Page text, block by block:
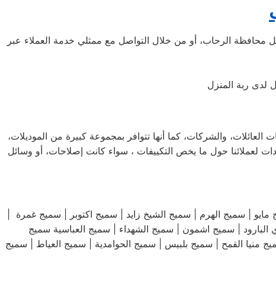
الرحاب، أو من خلال التواصل مع ممثلي خدمة العملاء عبر
لدى ربة المنزل
والشركات، كما أنها تتوافر بمجموعة كبيرة من الموديلات،
لعملائنا حول ما يخص التكييفات ، سواء كانت إصلاحات، أو وسائل
| سميج سميج مساكن الشيراتون | سميج مديتة نصر | سميج مدينة العاشر من رمضان | سميج حلوان | 15 سميج مايو | سميج الهرم | سميج الشيخ زايد | سميج اكتوبر | سميج غمرة |
القمح | سميج بلبيس | سميج الحوامدية | سميج العياط | سميج